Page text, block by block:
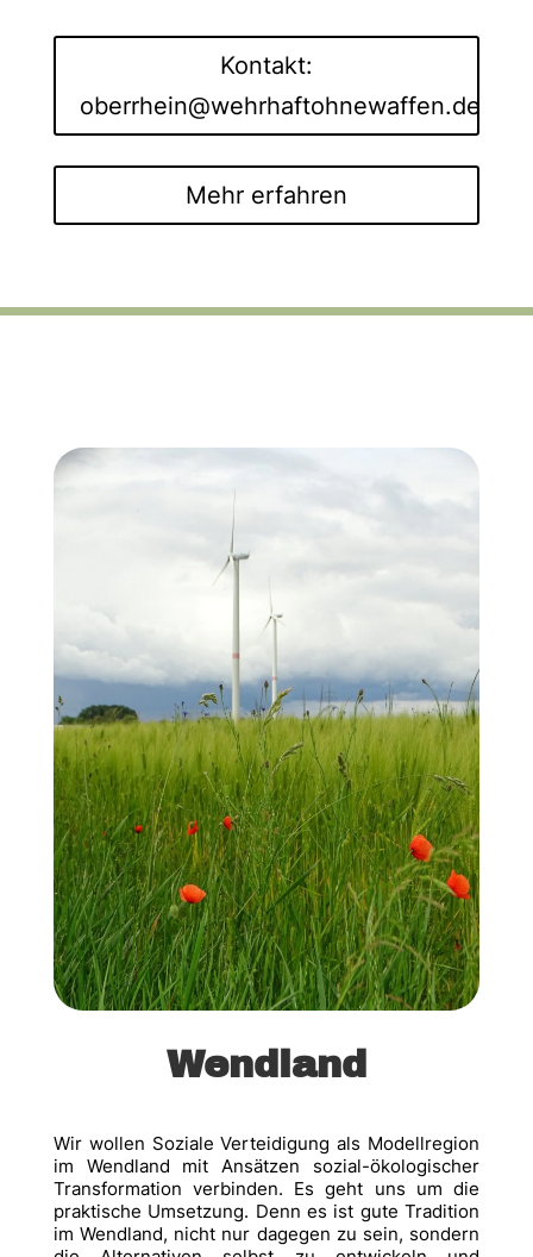
Kontakt:
oberrhein@wehrhaftohnewaffen.de
Mehr erfahren
Wendland
Wir wollen Soziale Verteidigung als Modellregion
im Wendland mit Ansätzen sozial-ökologischer
Transformation verbinden. Es geht uns um die
praktische Umsetzung. Denn es ist gute Tradition
im Wendland, nicht nur dagegen zu sein, sondern